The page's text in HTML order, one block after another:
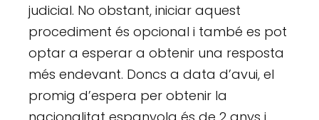
judicial. No obstant, iniciar aquest
procediment és opcional i també es pot
optar a esperar a obtenir una resposta
més endevant. Doncs a data d’avui, el
promig d’espera per obtenir la